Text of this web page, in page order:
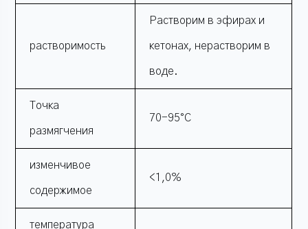
растворимость
Растворим в эфирах и
кетонах, нерастворим в
воде.
Точка
размягчения
70-95°С
изменчивое
содержимое
<1,0%
температура